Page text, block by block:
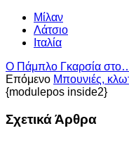
Μίλαν
Λάτσιο
Ιταλία
Ο Πάμπλο Γκαρσία
Επόμενο Μπουνιές,
{modulepos inside2}
Σχετικά Άρθρα